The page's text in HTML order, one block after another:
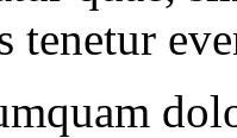
tenetur